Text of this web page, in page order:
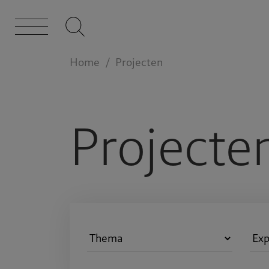
Home Projecten